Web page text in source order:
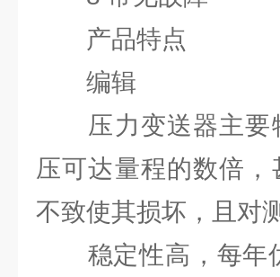
产品特点
编辑
压力变送器主要
压可达量程的数倍
不致使其损坏，且对
稳定性高，每年